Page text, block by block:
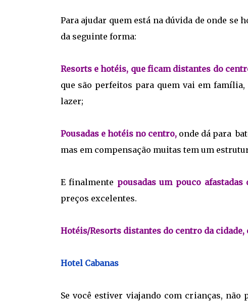
Para ajudar quem está na dúvida de onde se
da seguinte forma:
Resorts e hotéis, que ficam distantes do
que são perfeitos para quem vai em
lazer;
Pousadas e hotéis no centro,onde dá para
mas em compensação muitas tem um
E finalmente pousadas um pouco afastadas
preços excelentes.
Hotéis/Resorts distantes do centro da
Hotel Cabanas
Se você estiver viajando com crianças, não